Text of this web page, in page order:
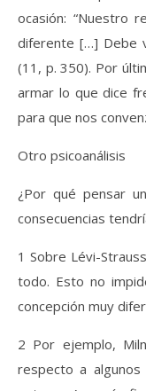
ocasión: “Nuestro
diferente […] Debe
(11, p. 350). Por
armar lo que dice
para que nos
Otro psicoanálisis
¿Por qué pensar
consecuencias
1 Sobre Lévi-
todo. Esto no
concepción muy
2 Por ejemplo,
respecto a algunos